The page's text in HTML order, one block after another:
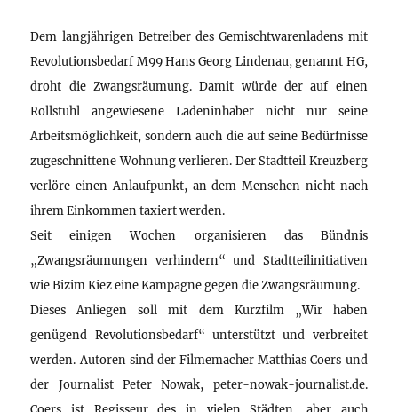
Dem langjährigen Betreiber des Gemischtwarenladens mit
Revolutionsbedarf M99 Hans Georg Lindenau, genannt HG,
droht die Zwangsräumung. Damit würde der auf einen
Rollstuhl angewiesene Ladeninhaber nicht nur seine
Arbeitsmöglichkeit, sondern auch die auf seine Bedürfnisse
zugeschnittene Wohnung verlieren. Der Stadtteil Kreuzberg
verlöre einen Anlaufpunkt, an dem Menschen nicht nach
ihrem Einkommen taxiert werden.
Seit einigen Wochen organisieren das Bündnis
„Zwangsräumungen verhindern“ und Stadtteilinitiativen
wie Bizim Kiez eine Kampagne gegen die Zwangsräumung.
Dieses Anliegen soll mit dem Kurzfilm „Wir haben
genügend Revolutionsbedarf“ unterstützt und verbreitet
werden. Autoren sind der Filmemacher Matthias Coers und
der Journalist Peter Nowak, peter-nowak-journalist.de.
Coers ist Regisseur des in vielen Städten, aber auch